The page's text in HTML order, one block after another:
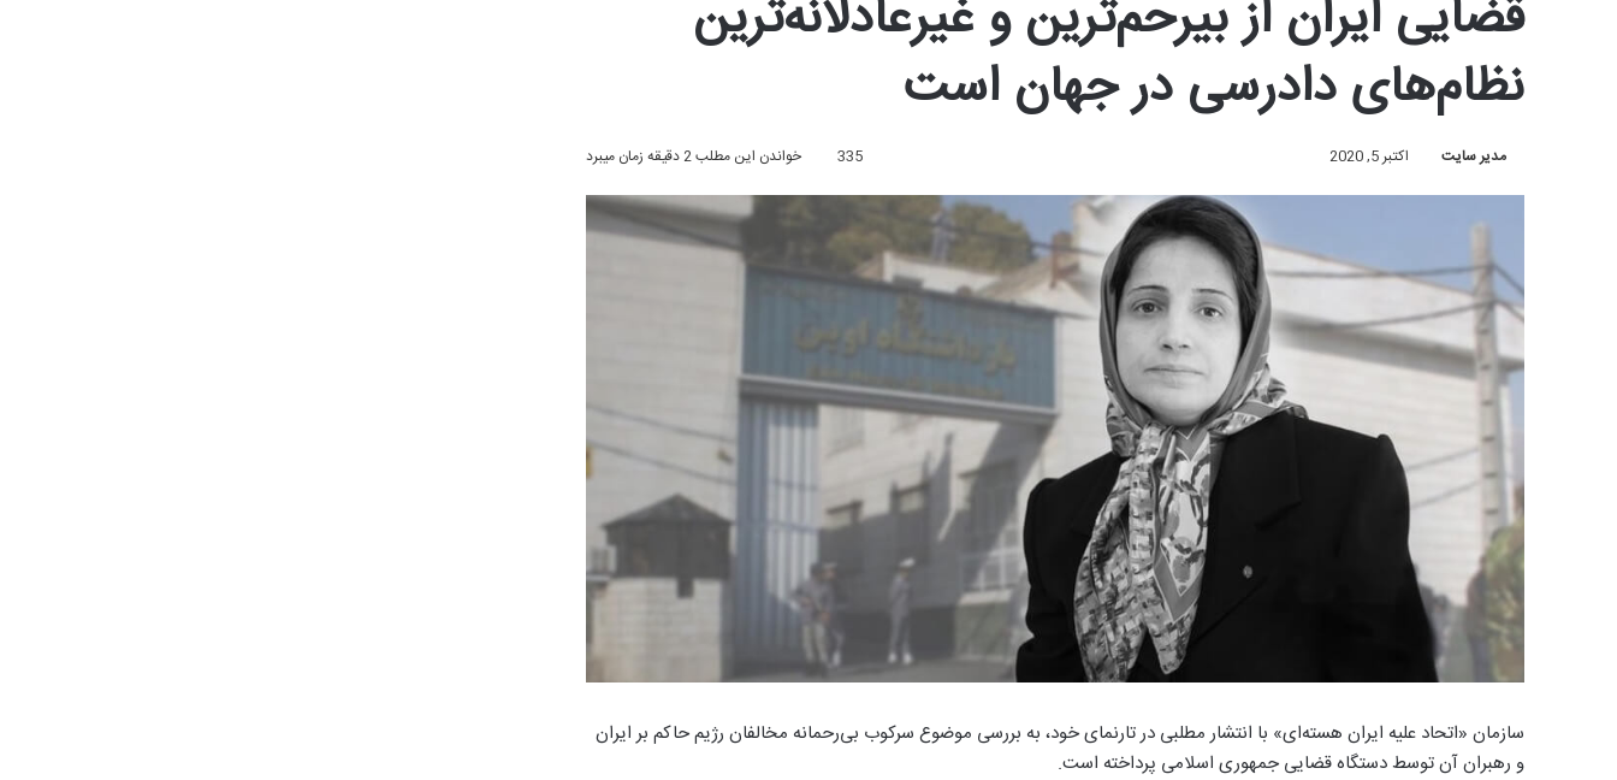
قضایی ایران از بیرحم‌ترین و غیرعادلانه‌ترین
نظام‌های دادرسی در جهان است
مدیر سایت اکتبر 5, 2020 335 خواندن این مطلب 2 دقیقه زمان میبرد
سازمان «اتحاد علیه ایران هسته‌ای» با انتشار مطلبی در تارنمای خود، به بررسی موضوع سرکوب بی‌رحمانه مخالفان رژیم حاکم بر ایران
و رهبران آن توسط دستگاه قضایی جمهوری اسلامی پرداخته است.